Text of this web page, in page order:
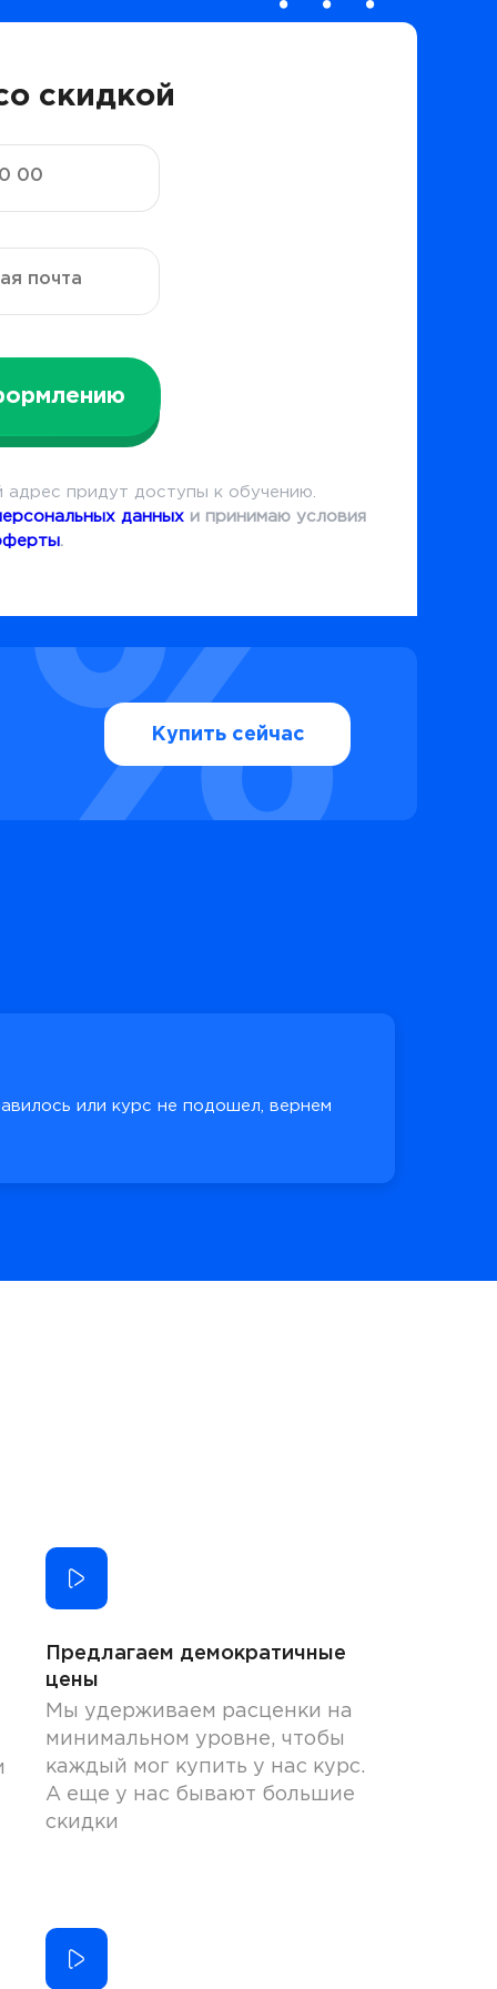
скидкой
адрес придут доступы к обучению.
данныхи принимаю условия
.
Купить сейчас
или курс не подошел, вернем
Предлагаем демократичные
цены
Мы удерживаем расценки на
минимальном уровне, чтобы
каждый мог купить у нас курс.
А еще у нас бывают большие
скидки